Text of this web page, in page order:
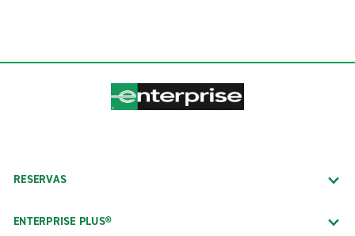
RESERVAS
ENTERPRISE PLUS®